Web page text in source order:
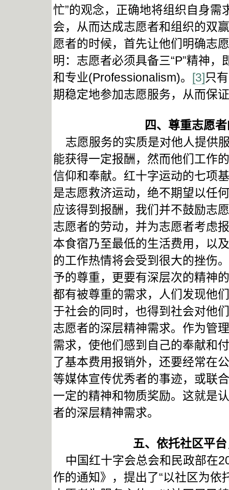
忙”的观念，正确地将组织自身
会，从而达成志愿者和组织的双
愿者的时候，首先让他们明确志
明：志愿者必须具备三“P”精神
和专业(Professionalism)。 [3]只
期稳定地参加志愿服务，从而保
四、尊重志愿
志愿服务的实质是对他人提供
能获得一定报酬，然而他们工作
信仰和奉献。红十字运动的七项
是志愿救济运动，绝不期望以任
应该得到报酬，我们并不鼓励志
志愿者的劳动，并为志愿者考虑
本食宿乃至最低的生活费用，以
的工作热情将会受到很大的挫伤
予的尊重，更要有深层次的精神
都有被尊重的需求，人们发现他
于社会的同时，也得到社会对他
志愿者的深层精神需求。作为管
需求，使他们感到自己的奉献和
了基本费用报销外，还要经常在
等媒体宣传优秀者的事迹，或联
一定的精神和物质奖励。这就是
者的深层精神需求。
五、依托社区平
中国红十字会总会和民政部在
作的通知》，提出了“以社区为